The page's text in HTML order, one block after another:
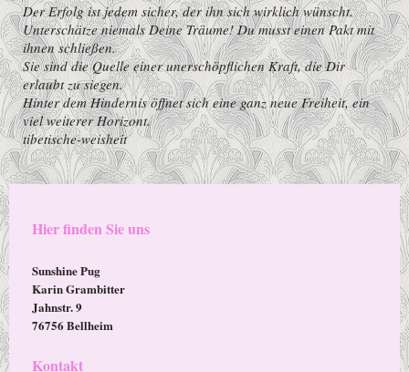
Der Erfolg ist jedem sicher, der ihn sich wirklich wünscht.
Unterschätze niemals Deine Träume! Du musst einen Pakt mit
ihnen schließen.
Sie sind die Quelle einer unerschöpflichen Kraft, die Dir
erlaubt zu siegen.
Hinter dem Hindernis öffnet sich eine ganz neue Freiheit, ein
viel weiterer Horizont.
tibetische-weisheit
Hier finden Sie uns
Sunshine Pug
Karin Grambitter
Jahnstr. 9
76756 Bellheim
Kontakt